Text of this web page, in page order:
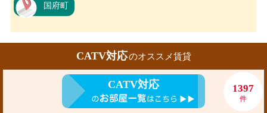
国府町
CATV対応のオススメ賃貸
CATV対応 1397
件